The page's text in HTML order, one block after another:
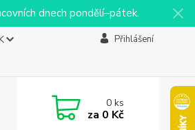
dnech pondělí–pátek.
Přihlášení
0ks
za 0 Kč